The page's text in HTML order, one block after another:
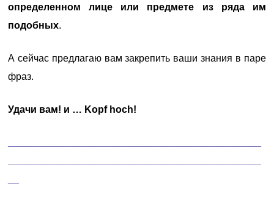
определенном лице или предмете из ряда им
подобных.
А сейчас предлагаю вам закрепить ваши знания в паре
фраз.
Удачи вам! и … Kopf hoch!